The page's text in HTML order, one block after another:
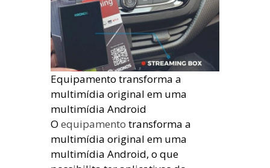
Equipamento transforma a
multimídia original em uma
multimídia Android
O equipamento transforma a
multimídia original em uma
multimídia Android, o que